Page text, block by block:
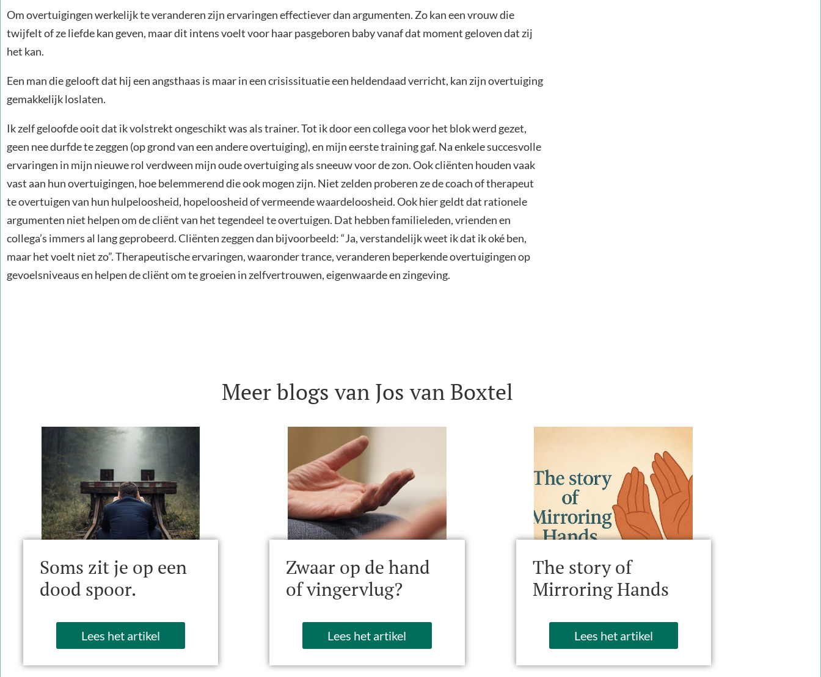
Om overtuigingen werkelijk te veranderen zijn ervaringen effectiever dan argumenten. Zo kan een vrouw die
twijfelt of ze liefde kan geven, maar dit intens voelt voor haar pasgeboren baby vanaf dat moment geloven dat zij
het kan.
Een man die gelooft dat hij een angsthaas is maar in een crisissituatie een heldendaad verricht, kan zijn overtuiging
gemakkelijk loslaten.
Ik zelf geloofde ooit dat ik volstrekt ongeschikt was als trainer. Tot ik door een collega voor het blok werd gezet,
geen nee durfde te zeggen (op grond van een andere overtuiging), en mijn eerste training gaf. Na enkele succesvolle
ervaringen in mijn nieuwe rol verdween mijn oude overtuiging als sneeuw voor de zon. Ook cliënten houden vaak
vast aan hun overtuigingen, hoe belemmerend die ook mogen zijn. Niet zelden proberen ze de coach of therapeut
te overtuigen van hun hulpeloosheid, hopeloosheid of vermeende waardeloosheid. Ook hier geldt dat rationele
argumenten niet helpen om de cliënt van het tegendeel te overtuigen. Dat hebben familieleden, vrienden en
collega’s immers al lang geprobeerd. Cliënten zeggen dan bijvoorbeeld: “Ja, verstandelijk weet ik dat ik oké ben,
maar het voelt niet zo”. Therapeutische ervaringen, waaronder trance, veranderen beperkende overtuigingen op
gevoelsniveaus en helpen de cliënt om te groeien in zelfvertrouwen, eigenwaarde en zingeving.
Meer blogs van Jos van Boxtel
Soms zit je op een
dood spoor.
Lees het artikel
Zwaar op de hand
of vingervlug?
Lees het artikel
The story of
Mirroring Hands
Lees het artikel